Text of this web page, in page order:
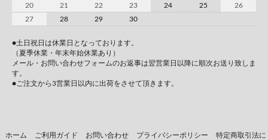
20
21 22 23 24 25
26
27
28 29 30
●土日祝日は休業日となっております。
（夏季休業・年末年始休業あり）
メール・お問い合わせフォームのお返事は翌営業日以降に順次お送り致しま
す。
●ご注文から3営業日以内に出荷をさせて頂きます。
ホーム ご利用ガイド お問い合わせ プライバシーポリシー 特定商取引法に